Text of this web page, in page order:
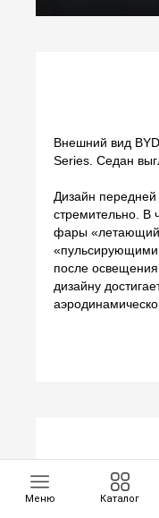
Меню Каталог
Внешний вид
Series. Седан
Дизайн передней
стремительно. В
фары «летающий
«пульсирующими
после
дизайну